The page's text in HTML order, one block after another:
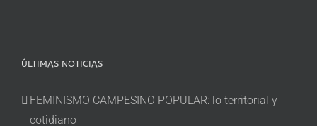
ÚLTIMAS NOTICIAS
FEMINISMO CAMPESINO POPULAR: lo territorial y
cotidiano